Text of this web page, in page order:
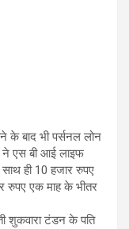
के बाद भी पर्सनल लोन
ने एस बी आई लाइफ
ही 10 हजार रुपए
रुपए एक माह के भीतर
शुकवारा टंडन के पति